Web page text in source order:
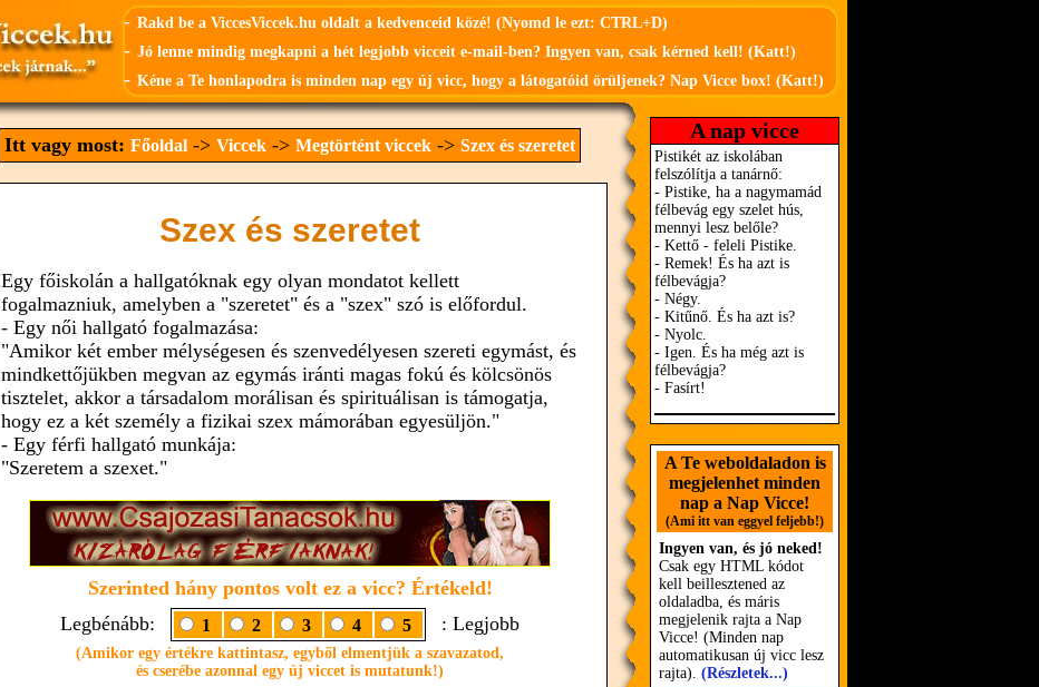
- Rakd be a ViccesViccek.hu oldalt a kedvenceid közé! (Nyomd le ezt: CTRL+D)
- Jó lenne mindig megkapni a hét legjobb vicceit e-mail-ben? Ingyen van, csak kérned kell! (Katt!)
- Kéne a Te honlapodra is minden nap egy új vicc, hogy a látogatóid örüljenek? Nap Vicce box! (Katt!)
Itt vagy most: Főoldal -> Viccek -> Megtörtént viccek -> Szex és szeretet
Szex és szeretet
Egy főiskolán a hallgatóknak egy olyan mondatot kellett
fogalmazniuk, amelyben a "szeretet" és a "szex" szó is előfordul.
- Egy női hallgató fogalmazása:
"Amikor két ember mélységesen és szenvedélyesen szereti egymást, és
mindkettőjükben megvan az egymás iránti magas fokú és kölcsönös
tisztelet, akkor a társadalom morálisan és spirituálisan is támogatja,
hogy ez a két személy a fizikai szex mámorában egyesüljön."
- Egy férfi hallgató munkája:
"Szeretem a szexet."
Szerinted hány pontos volt ez a vicc? Értékeld!
Legbénább:
1 2 3 4 5 : Legjobb
(Amikor egy értékre kattintasz, egyből elmentjük a szavazatod,
és cserébe azonnal egy új viccet is mutatunk!)
A nap vicce
A Te weboldaladon is
megjelenhet minden
nap a Nap Vicce!
(Ami itt van eggyel feljebb!)
Ingyen van, és jó neked!
Csak egy HTML kódot
kell beillesztened az
oldaladba, és máris
megjelenik rajta a Nap
Vicce! (Minden nap
automatikusan új vicc lesz
rajta). (Részletek...)